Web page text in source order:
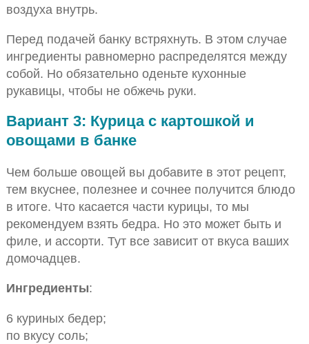
воздуха внутрь.
Перед подачей банку встряхнуть. В этом случае
ингредиенты равномерно распределятся между
собой. Но обязательно оденьте кухонные
рукавицы, чтобы не обжечь руки.
Вариант 3: Курица с картошкой и
овощами в банке
Чем больше овощей вы добавите в этот рецепт,
тем вкуснее, полезнее и сочнее получится блюдо
в итоге. Что касается части курицы, то мы
рекомендуем взять бедра. Но это может быть и
филе, и ассорти. Тут все зависит от вкуса ваших
домочадцев.
Ингредиенты:
6 куриных бедер;
по вкусу соль;